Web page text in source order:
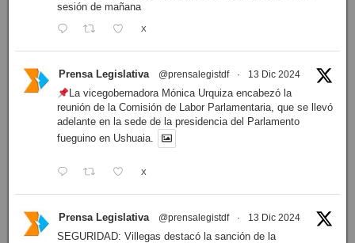
sesión de mañana
X
Prensa Legislativa @prensalegistdf · 13 Dic 2024
La vicegobernadora Mónica Urquiza encabezó la
reunión de la Comisión de Labor Parlamentaria, que se llevó
adelante en la sede de la presidencia del Parlamento
fueguino en Ushuaia.
X
Prensa Legislativa @prensalegistdf · 13 Dic 2024
SEGURIDAD: Villegas destacó la sanción de la